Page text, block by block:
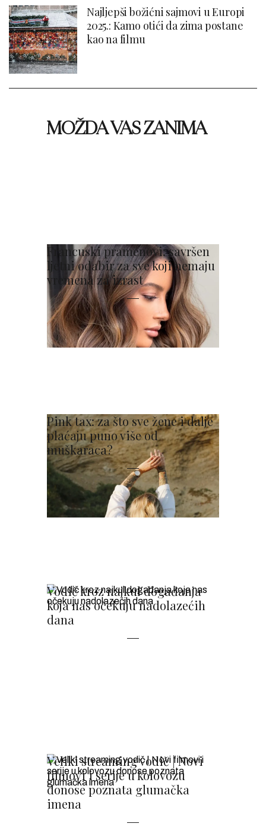
Najljepši božićni sajmovi u Europi
2025.: Kamo otići da zima postane
kao na filmu
MOŽDA VAS ZANIMA
Francuski pramenovi: savršen
ljetni odabir za sve koji nemaju
vremena za izrast
Pink tax: za što sve žene i dalje
plaćaju puno više od
muškaraca?
Vodič kroz najkul događanja
koja nas očekuju nadolazećih
dana
Veliki streaming vodič | Novi
filmovi i serije u kolovozu
donose poznata glumačka
imena